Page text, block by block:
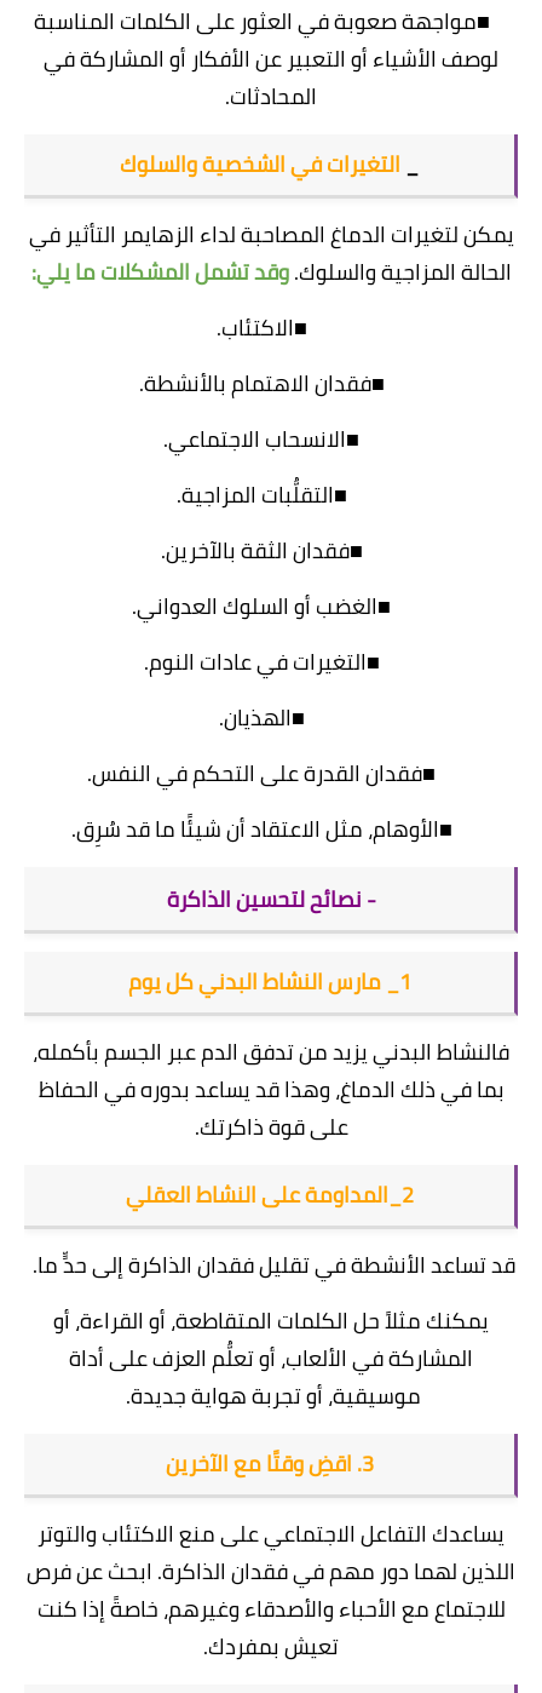
■مواجهة صعوبة في العثور على الكلمات المناسبة
لوصف الأشياء أو التعبير عن الأفكار أو المشاركة في
المحادثات.
_التغيرات في الشخصية والسلوك
يمكن لتغيرات الدماغ المصاحبة لداء الزهايمر التأثير في
الحالة المزاجية والسلوك.وقد تشمل المشكلات ما يلي:
■الاكتئاب.
■فقدان الاهتمام بالأنشطة.
■الانسحاب الاجتماعي.
■التقلُّبات المزاجية.
■فقدان الثقة بالآخرين.
■الغضب أو السلوك العدواني.
■التغيرات في عادات النوم.
■الهذيان.
■فقدان القدرة على التحكم في النفس.
■الأوهام، مثل الاعتقاد أن شيئًا ما قد سُرِق.
- نصائح لتحسين الذاكرة
1_ مارس النشاط البدني كل يوم
فالنشاط البدني يزيد من تدفق الدم عبر الجسم بأكمله،
بما في ذلك الدماغ، وهذا قد يساعد بدوره في الحفاظ
على قوة ذاكرتك.
2_المداومة على النشاط العقلي
قد تساعد الأنشطة في تقليل فقدان الذاكرة إلى حدٍّ ما.
يمكنك مثلاً حل الكلمات المتقاطعة، أو القراءة، أو
المشاركة في الألعاب، أو تعلُّم العزف على أداة
موسيقية، أو تجربة هواية جديدة.
3. اقضِ وقتًا مع الآخرين
يساعدك التفاعل الاجتماعي على منع الاكتئاب والتوتر
اللذين لهما دور مهم في فقدان الذاكرة. ابحث عن فرص
للاجتماع مع الأحباء والأصدقاء وغيرهم، خاصةً إذا كنت
تعيش بمفردك.